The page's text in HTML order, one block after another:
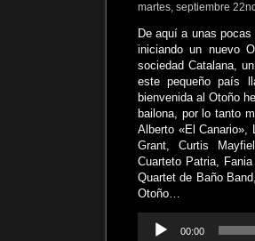
martes, septiembre
De aquí a unas
iniciando un nuevo
sociedad Catalana,
este pequeño país
bienvenida al Otoño
bailona, por lo tanto
Alberto «El Canario»,
Grant, Curtis
Cuarteto Patria,
Quartet de Baño
Otoño…
00:00